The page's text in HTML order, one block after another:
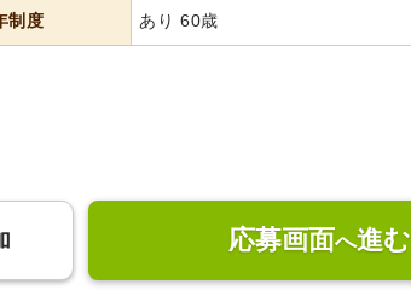
制度 あり 60歳
応募画面へ進む